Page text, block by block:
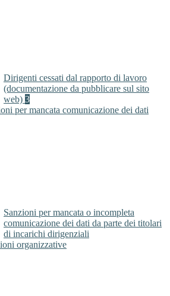
Dirigenti cessati dal rapporto di lavoro
(documentazione da pubblicare sul sito
web) 3
per mancata comunicazione dei dati
Sanzioni per mancata o incompleta
comunicazione dei dati da parte dei titolari
di incarichi dirigenziali
organizzative